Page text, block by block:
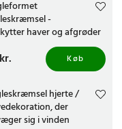
-
haver og afgrøder
:39 kr. Køb
hjerte /
der
sig i vinden